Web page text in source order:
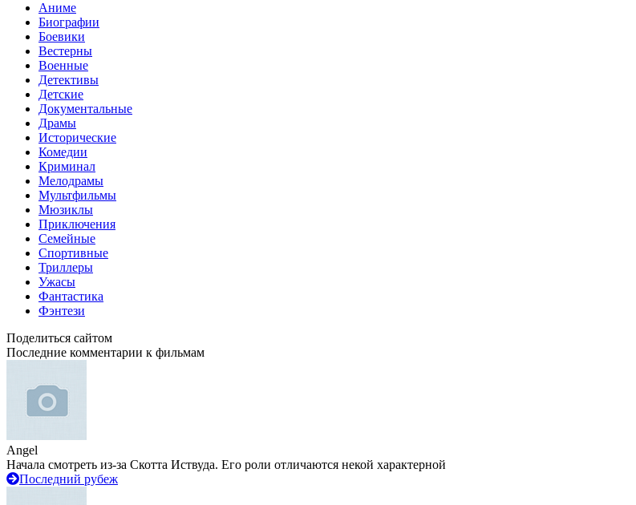
Аниме
Биографии
Боевики
Вестерны
Военные
Детективы
Детские
Документальные
Драмы
Исторические
Комедии
Криминал
Мелодрамы
Мультфильмы
Мюзиклы
Приключения
Семейные
Спортивные
Триллеры
Ужасы
Фантастика
Фэнтези
Поделиться сайтом
Последние комментарии к фильмам
Angel
Начала смотреть из-за Скотта Иствуда. Его роли отличаются некой характерной
Последний рубеж